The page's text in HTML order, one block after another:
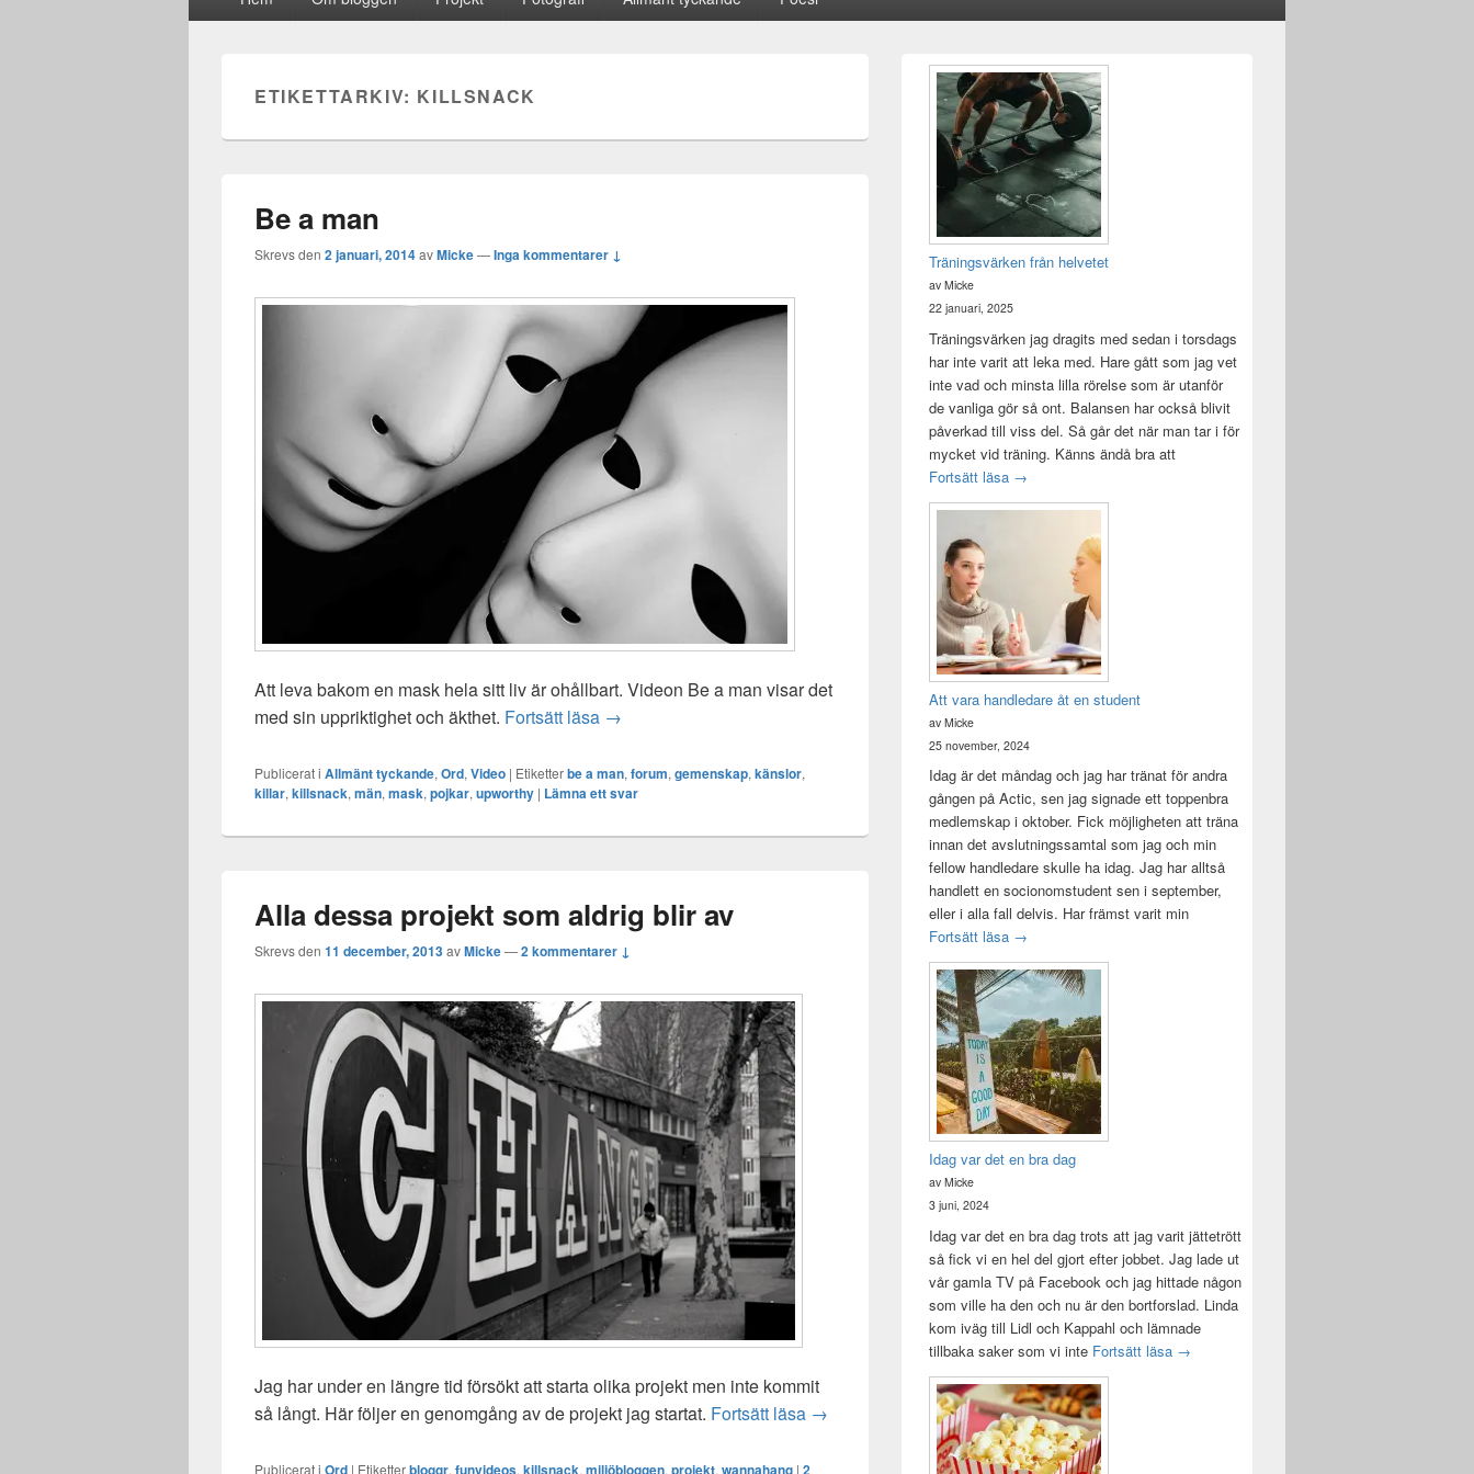
ETIKETTARKIV: KILLSNACK
Be a man
Skrevs den 2 januari, 2014avMicke—Inga kommentarer ↓
Att leva bakom en mask hela sitt liv är ohållbart. Videon Be a man visar det
med sin uppriktighet och äkthet. Fortsätt läsa Be a man
→
Publicerat i Allmänt tyckande, Ord, Video | Etiketterbe a man, forum, gemenskap, känslor,
killar, killsnack, män, mask, pojkar, upworthy | Lämna ett svar
Alla dessa projekt som aldrig blir av
Skrevs den 11 december, 2013avMicke—2 kommentarer ↓
Jag har under en längre tid försökt att starta olika projekt men inte kommit
så långt. Här följer en genomgång av de projekt jag startat. Fortsätt läsa Alla dessa projekt som aldrig blir av
→
Publicerat i Ord | Etiketterbloggr, funvideos, killsnack, miljöbloggen, projekt, wannahang | 2
Primära
sidofältet
Widget
område
Träningsvärken från helvetet
av Micke
22 januari, 2025
Träningsvärken jag dragits med sedan i torsdags
har inte varit att leka med. Hare gått som jag vet
inte vad och minsta lilla rörelse som är utanför
de vanliga gör så ont. Balansen har också blivit
påverkad till viss del. Så går det när man tar i för
mycket vid träning. Känns ändå bra att
Fortsätt läsa Träningsvärken från helvetet
→
Att vara handledare åt en student
av Micke
25 november, 2024
Idag är det måndag och jag har tränat för andra
gången på Actic, sen jag signade ett toppenbra
medlemskap i oktober. Fick möjligheten att träna
innan det avslutningssamtal som jag och min
fellow handledare skulle ha idag. Jag har alltså
handlett en socionomstudent sen i september,
eller i alla fall delvis. Har främst varit min
Fortsätt läsa Att vara handledare åt en student
→
Idag var det en bra dag
av Micke
3 juni, 2024
Idag var det en bra dag trots att jag varit jättetrött
så fick vi en hel del gjort efter jobbet. Jag lade ut
vår gamla TV på Facebook och jag hittade någon
som ville ha den och nu är den bortforslad. Linda
kom iväg till Lidl och Kappahl och lämnade
tillbaka saker som vi inte Fortsätt läsa Idag var det en bra dag
→